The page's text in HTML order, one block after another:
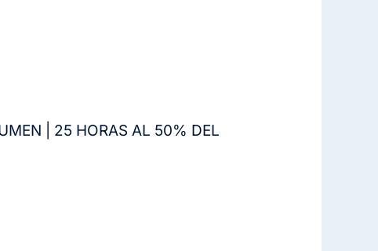
| 25 HORAS AL 50% DEL